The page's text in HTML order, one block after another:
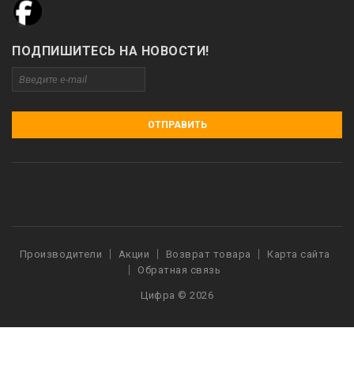
ПОДПИШИТЕСЬ НА НОВОСТИ!
ОТПРАВИТЬ
Производители Акции Возврат товара
Карта сайта
Обратная связь
Цифра © 2026